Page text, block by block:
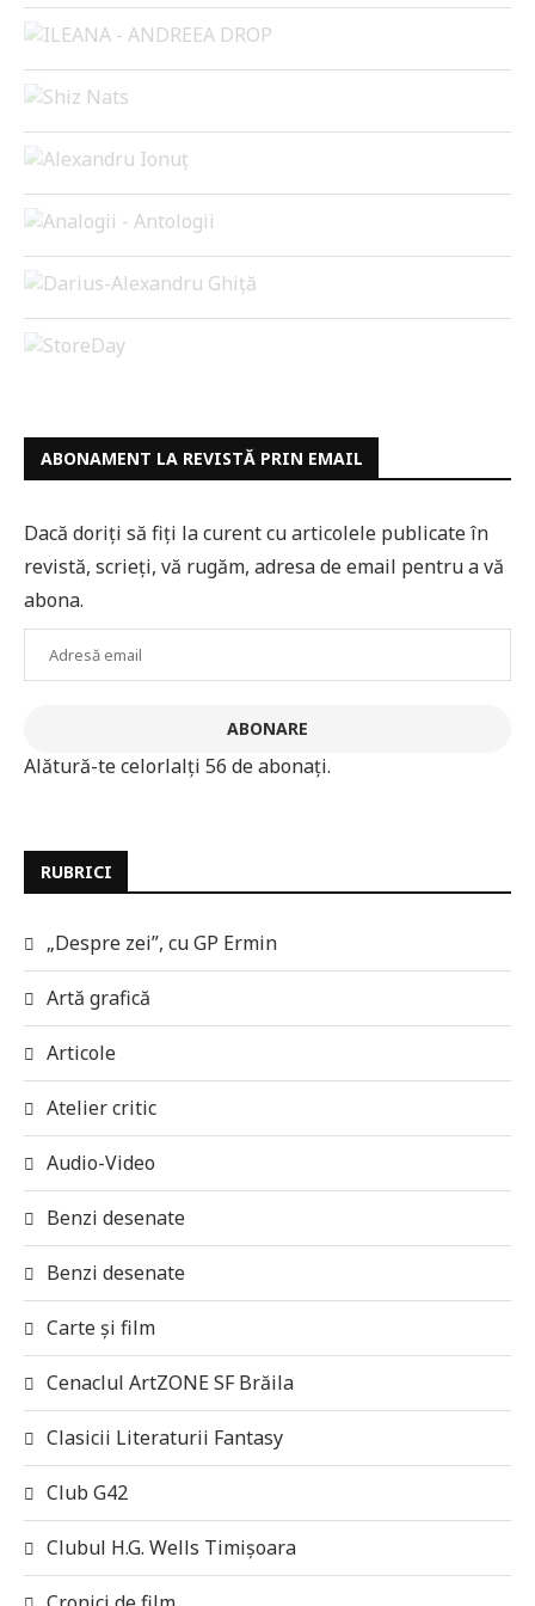
ABONAMENT LA REVISTĂ PRIN EMAIL
Dacă doriți să fiți la curent cu articolele publicate în
revistă, scrieți, vă rugăm, adresa de email pentru a vă
abona.
ABONARE
Alătură-te celorlalți 56 de abonați.
RUBRICI
„Despre zei”, cu GP Ermin
Artă grafică
Articole
Atelier critic
Audio-Video
Benzi desenate
Benzi desenate
Carte și film
Cenaclul ArtZONE SF Brăila
Clasicii Literaturii Fantasy
Club G42
Clubul H.G. Wells Timișoara